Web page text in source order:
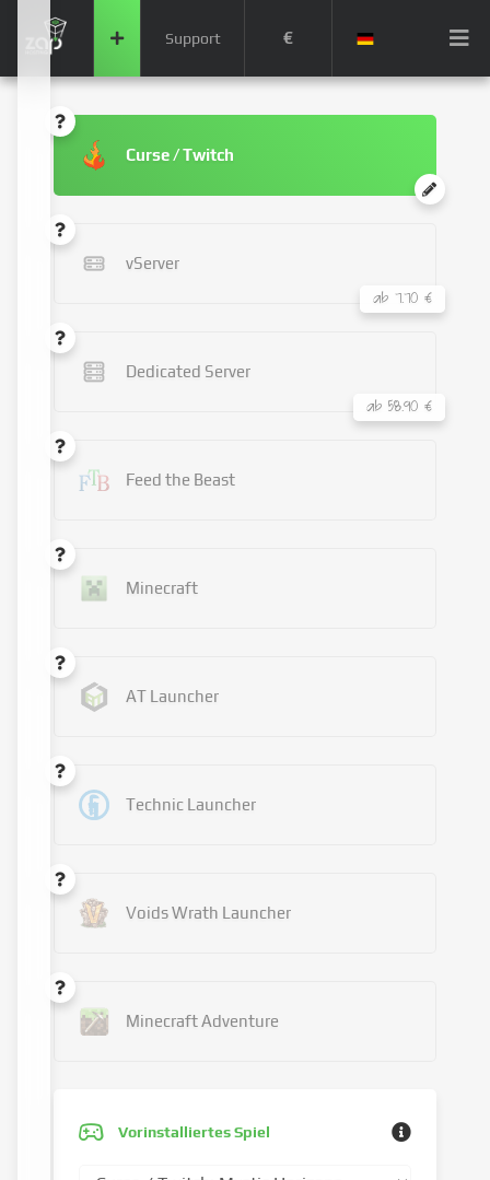
Support €
Curse / Twitch
vServer
ab 7.70 €
Dedicated Server
ab 58.90 €
Feed the Beast
Minecraft
AT Launcher
Technic Launcher
Voids Wrath Launcher
Minecraft Adventure
Vorinstalliertes Spiel